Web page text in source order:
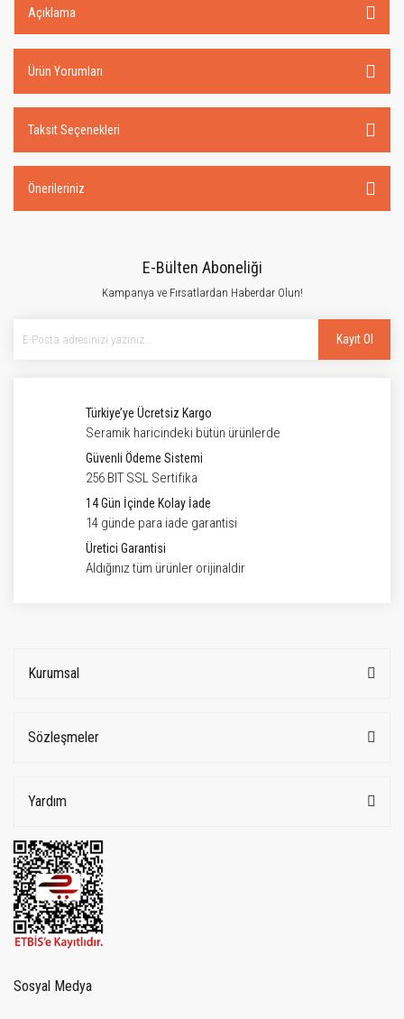
Açıklama
Ürün Yorumları
Taksit Seçenekleri
Önerileriniz
E-Bülten Aboneliği
Kampanya ve Fırsatlardan Haberdar Olun!
Kayıt Ol
Türkiye’ye Ücretsiz Kargo
Seramik haricindeki bütün ürünlerde
Güvenli Ödeme Sistemi
256 BIT SSL Sertifika
14 Gün İçinde Kolay İade
14 günde para iade garantisi
Üretici Garantisi
Aldığınız tüm ürünler orijinaldir
Kurumsal
Sözleşmeler
Yardım
Sosyal Medya